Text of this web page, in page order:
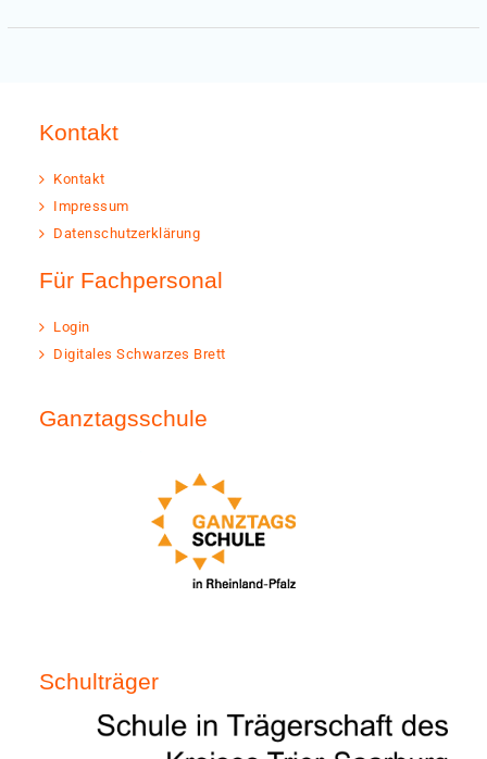
Kontakt
Kontakt
Impressum
Datenschutzerklärung
Für Fachpersonal
Login
Digitales Schwarzes Brett
Ganztagsschule
Schulträger